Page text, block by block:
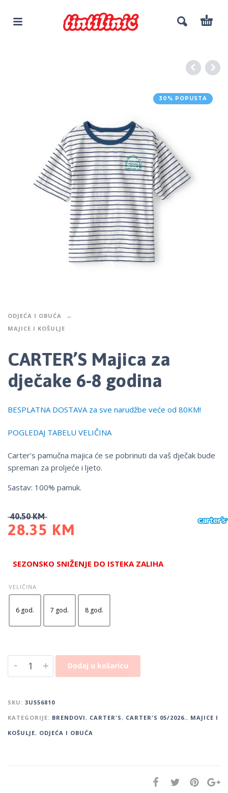
30% POPUSTA
ODJEĆA I OBUĆA
MAJICE I KOŠULJE
CARTER’S Majica za
dječake 6-8 godina
BESPLATNA DOSTAVA za sve narudžbe veće od 80KM!
POGLEDAJ TABELU VELIČINA
Carter’s pamučna majica će se pobrinuti da vaš dječak bude
spreman za proljeće i ljeto.
Sastav: 100% pamuk.
40.50KM
28.35 KM
SEZONSKO SNIŽENJE DO ISTEKA ZALIHA
VELIČINA
6 god. 7 god. 8 god.
- + Dodaj u košaricu
SKU: 3U556810
KATEGORIJE: BRENDOVI, CARTER'S, CARTER'S 05/2026., MAJICE I
KOŠULJE, ODJEĆA I OBUĆA